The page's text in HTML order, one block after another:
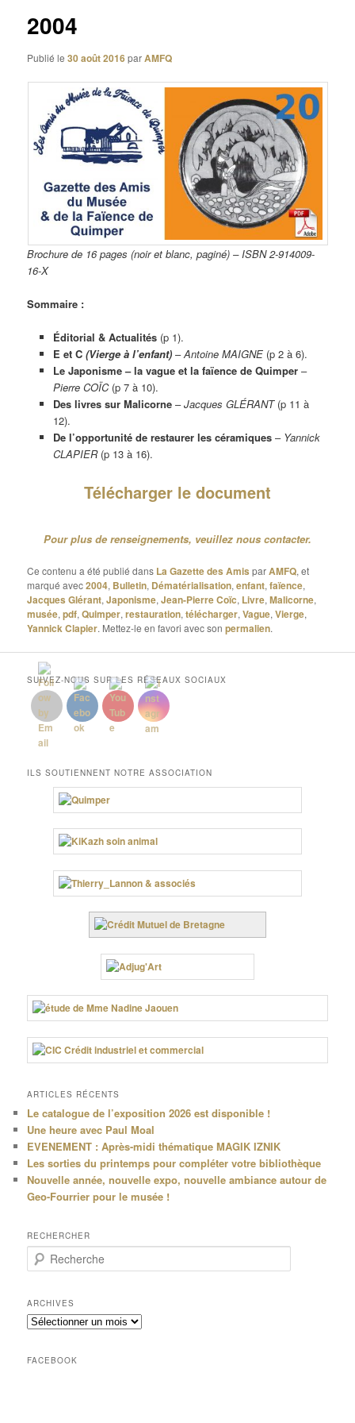
2004
Publié le30 août 2016parAMFQ
Brochure de 16 pages (noir et blanc, paginé) – ISBN 2-914009-
16-X
Sommaire :
Éditorial & Actualités(p 1).
E et C (Vierge à l’enfant) –Antoine MAIGNE (p 2 à 6).
Le Japonisme – la vague et la faïence de Quimper–
Pierre COÏC(p 7 à 10).
Des livres sur Malicorne–Jacques GLÉRANT(p 11 à
12).
De l’opportunité de restaurer les céramiques– Yannick
CLAPIER(p 13 à 16).
Télécharger le document
Pour plus de renseignements, veuillez nous contacter.
Ce contenu a été publié dans La Gazette des Amis parAMFQ, et
marqué avec2004, Bulletin, Dématérialisation,enfant,faïence,
Jacques Glérant,Japonisme,Jean-Pierre Coïc, Livre,Malicorne,
musée,pdf,Quimper,restauration,télécharger,Vague,Vierge,
Yannick Clapier. Mettez-le en favori avec sonpermalien.
SUIVEZ-NOUS SUR LES RÉSEAUX SOCIAUX
ILS SOUTIENNENT NOTRE ASSOCIATION
ARTICLES RÉCENTS
Le catalogue de l’exposition 2026 est disponible !
Une heure avec Paul Moal
EVENEMENT : Après-midi thématique MAGIK IZNIK
Les sorties du printemps pour compléter votre bibliothèque
Nouvelle année, nouvelle expo, nouvelle ambiance autour de
Geo-Fourrier pour le musée !
RECHERCHER
e
h
e
r
h
ARCHIVES
Archives
FACEBOOK